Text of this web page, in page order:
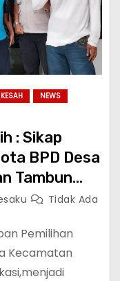
NEWS
: Sikap
BPD Desa
Tambun
Terhadap
Tidak Ada
Pemilihan
Kecamatan